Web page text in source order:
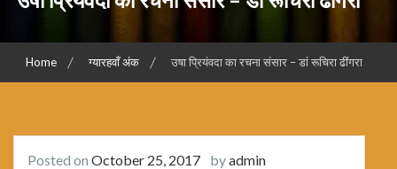
Home ग्यारहवाँ अंक उषा प्रियंवदा का रचना संसार – डां रूचिरा ढींगरा
Posted on October 25, 2017 byadmin